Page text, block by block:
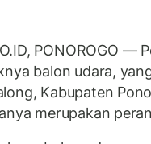
PONOROGO —
balon udara,
Kabupaten
merupakan